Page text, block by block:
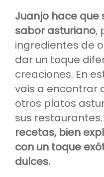
Juanjo hace que
sabor asturiano,
ingredientes de
dar un toque
creaciones. En
vais a encontrar
otros platos
sus restaurantes.
recetas, bien
con un toque
dulces.